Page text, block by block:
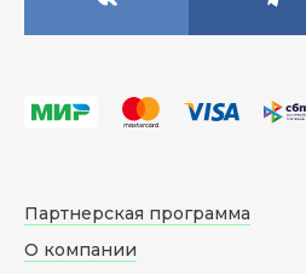
Партнерская программа
О компании